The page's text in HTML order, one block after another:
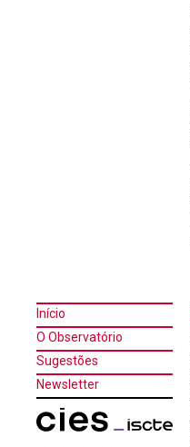
Início
O Observatório
Sugestões
Newsletter